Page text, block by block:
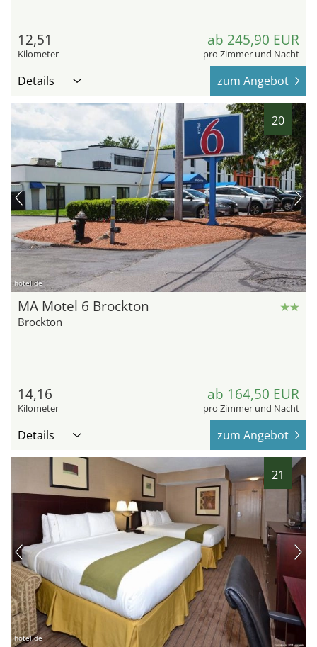
12,51
Kilometer
ab 245,90 EUR
pro Zimmer und Nacht
Details zum Angebot
20
hotel.de
MA Motel 6 Brockton
Brockton
14,16
Kilometer
ab 164,50 EUR
pro Zimmer und Nacht
Details zum Angebot
21
hotel.de